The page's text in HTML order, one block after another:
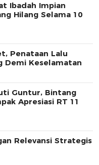
Ibadah Impian
Hilang Selama 10
Penataan Lalu
Demi Keselamatan
Guntur, Bintang
Apresiasi RT 11
Relevansi Strategis